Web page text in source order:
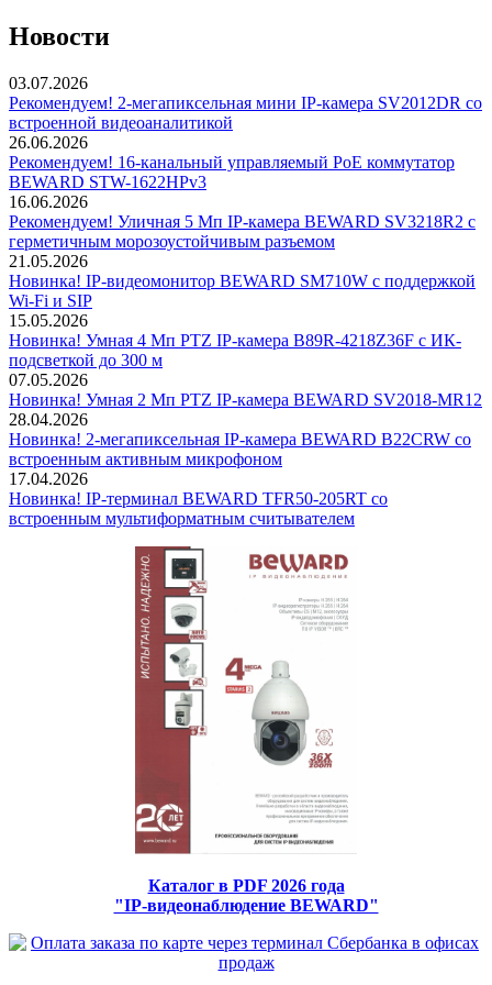
Новости
03.07.2026
Рекомендуем! 2-мегапиксельная мини IP-камера SV2012DR со
встроенной видеоаналитикой
26.06.2026
Рекомендуем! 16-канальный управляемый PoE коммутатор
BEWARD STW-1622HPv3
16.06.2026
Рекомендуем! Уличная 5 Мп IP-камера BEWARD SV3218R2 с
герметичным морозоустойчивым разъемом
21.05.2026
Новинка! IP-видеомонитор BEWARD SM710W с поддержкой
Wi-Fi и SIP
15.05.2026
Новинка! Умная 4 Мп PTZ IP-камера B89R-4218Z36F с ИК-
подсветкой до 300 м
07.05.2026
Новинка! Умная 2 Мп PTZ IP-камера BEWARD SV2018-MR12
28.04.2026
Новинка! 2-мегапиксельная IP-камера BEWARD B22CRW со
встроенным активным микрофоном
17.04.2026
Новинка! IP-терминал BEWARD TFR50-205RT со
встроенным мультиформатным считывателем
Каталог в PDF 2026 года
"IP-видеонаблюдение BEWARD"